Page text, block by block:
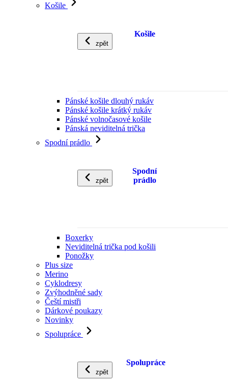
Košile
zpět
Košile
Pánské košile dlouhý rukáv
Pánské košile krátký rukáv
Pánské volnočasové košile
Pánská neviditelná trička
Spodní prádlo
zpět
Spodní
prádlo
Boxerky
Neviditelná trička pod košili
Ponožky
Plus size
Merino
Cyklodresy
Zvýhodněné sady
Čeští mistři
Dárkové poukazy
Novinky
Spolupráce
zpět
Spolupráce